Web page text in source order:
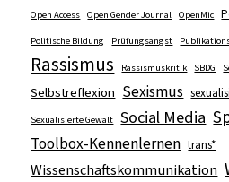
Open Access
Open Gender Journal OpenMic
Politische Bildung Prüfungsangst
Rassismus Rassismuskritik SBDG
Selbstreflexion Sexismus
Sexualisierte Gewalt Social Media
Toolbox-Kennenlernen trans*
Wissenschaftskommunikation